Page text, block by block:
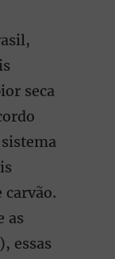
seca
carvão.
as
essas